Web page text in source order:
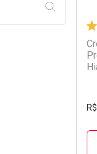
R$
FILTRAR